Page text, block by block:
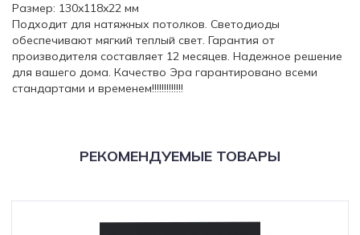
Размер: 130x118x22 мм
Подходит для натяжных потолков. Светодиоды
обеспечивают мягкий теплый свет. Гарантия от
производителя составляет 12 месяцев. Надежное решение
для вашего дома. Качество Эра гарантировано всеми
стандартами и временем!!!!!!!!!!!!!
РЕКОМЕНДУЕМЫЕ ТОВАРЫ